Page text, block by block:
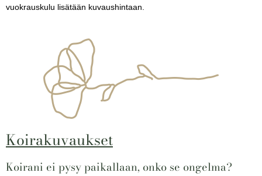
vuokrauskulu lisätään kuvaushintaan.
Koirakuvaukset
Koirani ei pysy paikallaan, onko se ongelma?